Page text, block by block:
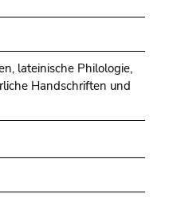
lateinische Philologie,
Handschriften und